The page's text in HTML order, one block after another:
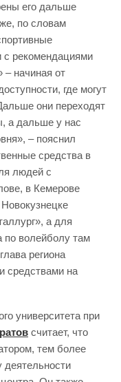
его дальше
по словам
с рекомендациями
– начиная от
где могут
они переходят
а дальше у нас
– пояснил
средства в
людей с
в Кемерове
Новокузнецке
а для
по волейболу там
региона
средствами на
университета при
считает, что
тем более
деятельности